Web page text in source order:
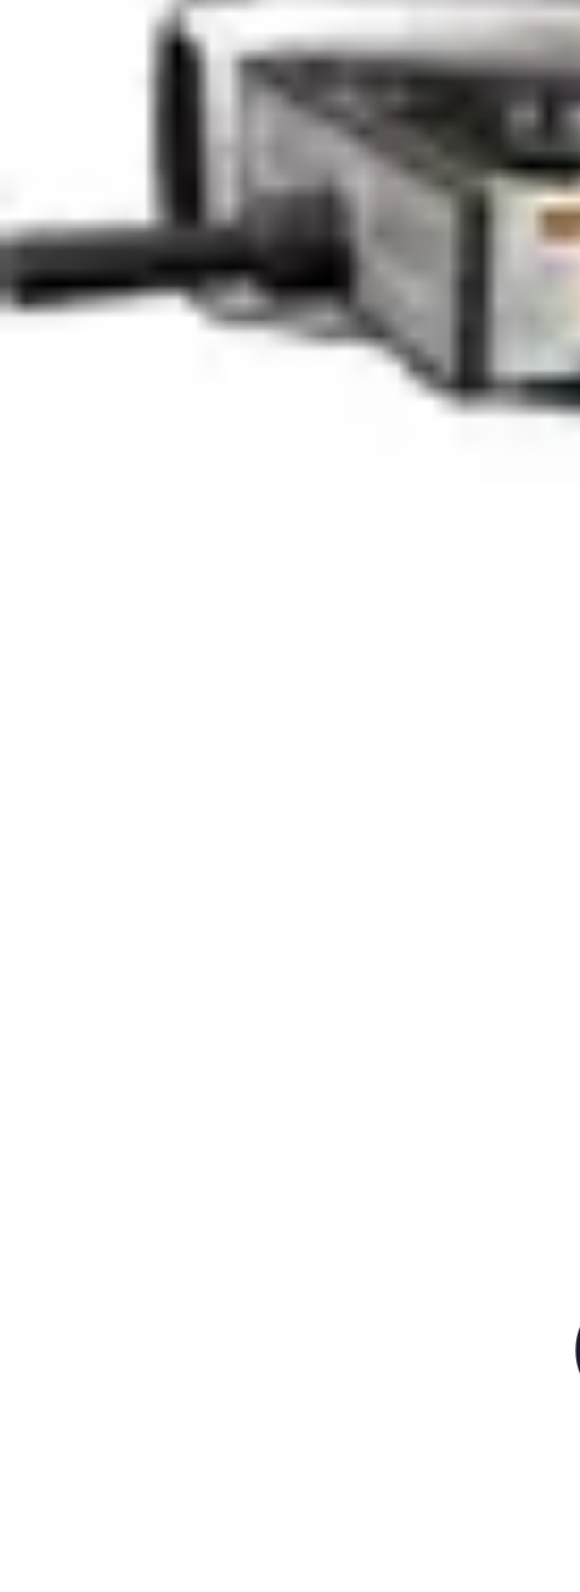
Guide du Fromage
Dégustation et Techniques
Accords et AssociationsAccords et Dégustation